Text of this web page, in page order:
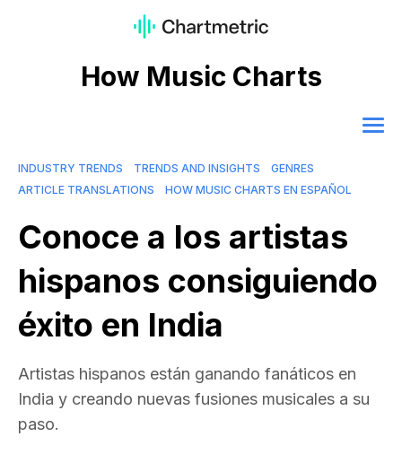
How Music Charts
INDUSTRY TRENDS TRENDS AND INSIGHTS
GENRES
ARTICLE TRANSLATIONS
HOW MUSIC CHARTS EN ESPAÑOL
Conoce a los artistas
hispanos consiguiendo
éxito en India
Artistas hispanos están ganando fanáticos en
India y creando nuevas fusiones musicales a su
paso.